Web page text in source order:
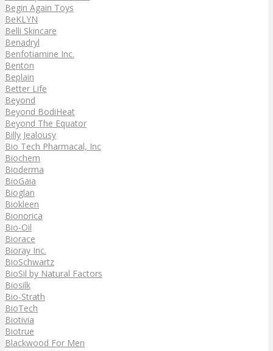
Begin Again Toys
BeKLYN
Belli Skincare
Benadryl
Benfotiamine Inc.
Benton
Beplain
Better Life
Beyond
Beyond BodiHeat
Beyond The Equator
Billy Jealousy
Bio Tech Pharmacal, Inc
Biochem
Bioderma
BioGaia
Bioglan
Biokleen
Bionorica
Bio-Oil
Biorace
Bioray Inc.
BioSchwartz
BioSil by Natural Factors
Biosilk
Bio-Strath
BioTech
Biotivia
Biotrue
Blackwood For Men